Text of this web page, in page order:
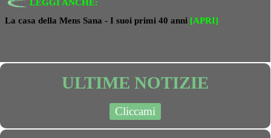
LEGGI ANCHE:
La casa della Mens Sana - I suoi primi 40 anni [APRI]
ULTIME NOTIZIE
Cliccami